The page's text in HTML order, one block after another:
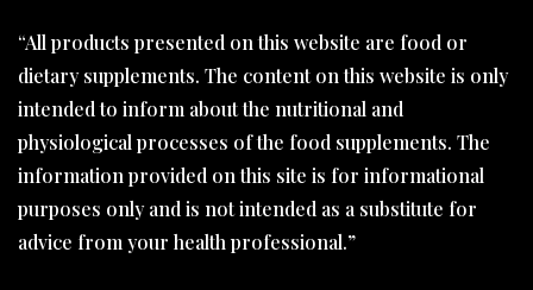
“All products presented on this website are food or
dietary supplements. The content on this website is only
intended to inform about the nutritional and
physiological processes of the food supplements. The
information provided on this site is for informational
purposes only and is not intended as a substitute for
advice from your health professional.”